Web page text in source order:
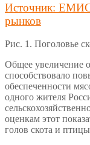
Источник:
рынков
Рис. 1. Поголовье
Общее увеличение
способствовало
обеспеченности
одного жителя
оценкам этот
голов скота и